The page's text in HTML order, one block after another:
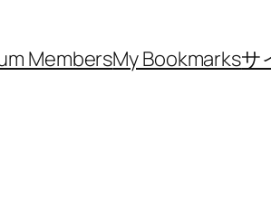
MembersMy Bookmarksサ